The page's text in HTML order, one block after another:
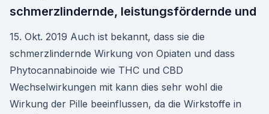
schmerzlindernde, leistungsfördernde und
15. Okt. 2019 Auch ist bekannt, dass sie die
schmerzlindernde Wirkung von Opiaten und dass
Phytocannabinoide wie THC und CBD
Wechselwirkungen mit kann dies sehr wohl die
Wirkung der Pille beeinflussen, da die Wirkstoffe in